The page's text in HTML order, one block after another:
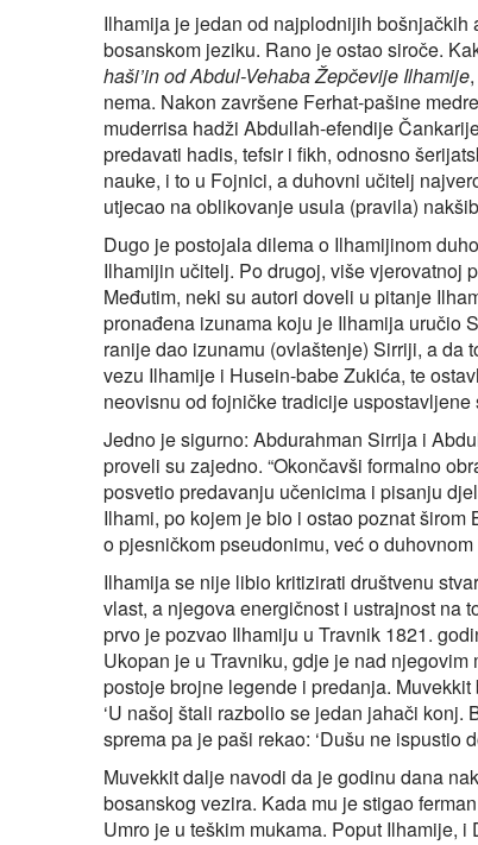
Ilhamija je jedan od najplodnijih
bosanskom jeziku. Rano je ostao siroče.
haši’in od Abdul-Vehaba Žepčevije Ilhamije
nema. Nakon završene Ferhat-pašine
muderrisa hadži Abdullah-efendije
predavati hadis, tefsir i fikh, odnosno
nauke, i to u Fojnici, a duhovni učitelj
utjecao na oblikovanje usula (pravila)
Dugo je postojala dilema o Ilhamijinom
Ilhamijin učitelj. Po drugoj, više vjerovatnoj
Međutim, neki su autori doveli u pitanje
pronađena izunama koju je Ilhamija uručio
ranije dao izunamu (ovlaštenje) Sirriji, a da
vezu Ilhamije i Husein-babe Zukića, te
neovisnu od fojničke tradicije
Jedno je sigurno: Abdurahman Sirrija i
proveli su zajedno. “Okončavši formalno
posvetio predavanju učenicima i pisanju
Ilhami, po kojem je bio i ostao poznat širom
o pjesničkom pseudonimu, već o
Ilhamija se nije libio kritizirati društvenu
vlast, a njegova energičnost i ustrajnost na
prvo je pozvao Ilhamiju u Travnik 1821.
Ukopan je u Travniku, gdje je nad
postoje brojne legende i predanja.
‘U našoj štali razbolio se jedan jahači konj.
sprema pa je paši rekao: ‘Dušu ne ispustio
Muvekkit dalje navodi da je godinu dana
bosanskog vezira. Kada mu je stigao
Umro je u teškim mukama. Poput Ilhamije,